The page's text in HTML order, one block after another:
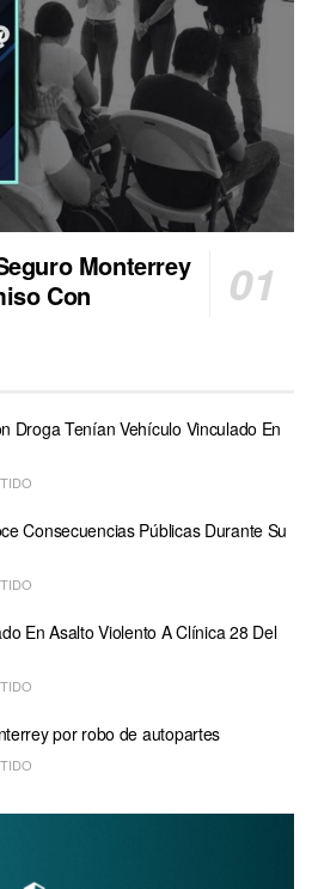
Monterrey
Con
Droga Tenían Vehículo Vinculado En
Consecuencias Públicas Durante Su
En Asalto Violento A Clínica 28 Del
por robo de autopartes